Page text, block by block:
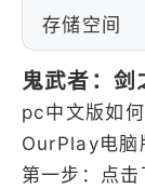
存储空间
鬼武者：剑
pc中文版如
OurPlay电脑
第一步：点